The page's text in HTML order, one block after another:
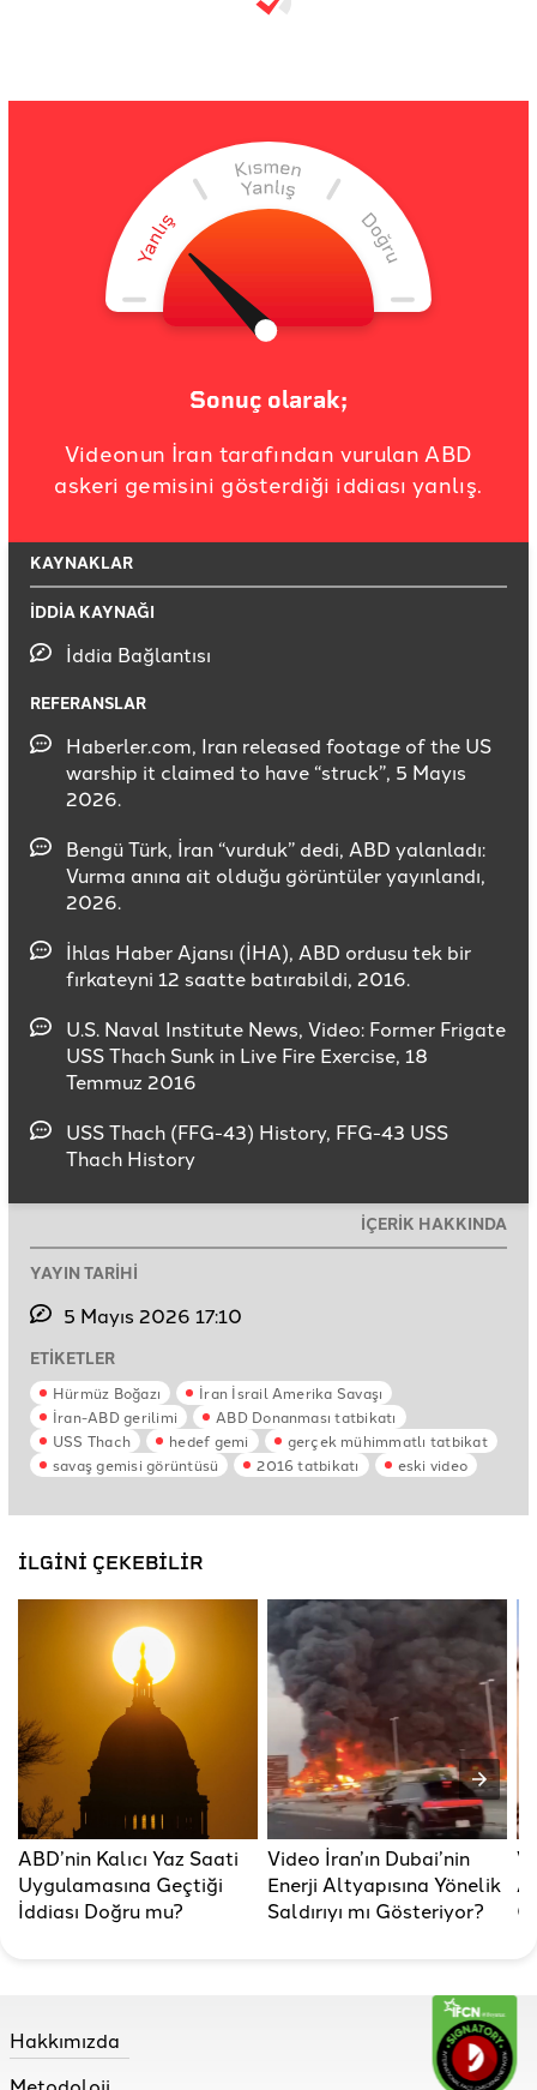
Sonuç olarak;
Videonun İran tarafından vurulan ABD
askeri gemisini gösterdiği iddiası yanlış.
KAYNAKLAR
İDDİA KAYNAĞI
İddia Bağlantısı
REFERANSLAR
Haberler.com, Iran released footage of the US
warship it claimed to have “struck”, 5 Mayıs
2026.
Bengü Türk, İran “vurduk” dedi, ABD yalanladı:
Vurma anına ait olduğu görüntüler yayınlandı,
2026.
İhlas Haber Ajansı (İHA), ABD ordusu tek bir
fırkateyni 12 saatte batırabildi, 2016.
U.S. Naval Institute News, Video: Former Frigate
USS Thach Sunk in Live Fire Exercise, 18
Temmuz 2016
USS Thach (FFG-43) History, FFG-43 USS
Thach History
İÇERİK HAKKINDA
YAYIN TARİHİ
5 Mayıs 2026 17:10
ETİKETLER
Hürmüz Boğazı
İran İsrail Amerika Savaşı
İran-ABD gerilimi
ABD Donanması tatbikatı
USS Thach
hedef gemi
gerçek mühimmatlı tatbikat
savaş gemisi görüntüsü
2016 tatbikatı eski video
İLGİNİ ÇEKEBİLİR
ABD’nin Kalıcı Yaz Saati
Uygulamasına Geçtiği
İddiası Doğru mu?
Video İran’ın Dubai’nin
Enerji Altyapısına Yönelik
Saldırıyı mı Gösteriyor?
Hakkımızda